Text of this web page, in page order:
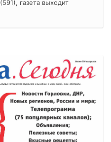
газета выходит